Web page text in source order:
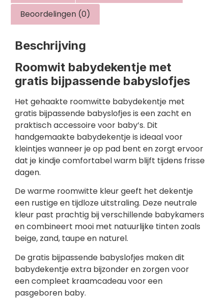
Beoordelingen (0)
Beschrijving
Roomwit babydekentje met
gratis bijpassende babyslofjes
Het gehaakte roomwitte babydekentje met
gratis bijpassende babyslofjes is een zacht en
praktisch accessoire voor baby’s. Dit
handgemaakte babydekentje is ideaal voor
kleintjes wanneer je op pad bent en zorgt ervoor
dat je kindje comfortabel warm blijft tijdens frisse
dagen.
De warme roomwitte kleur geeft het dekentje
een rustige en tijdloze uitstraling. Deze neutrale
kleur past prachtig bij verschillende babykamers
en combineert mooi met natuurlijke tinten zoals
beige, zand, taupe en naturel.
De gratis bijpassende babyslofjes maken dit
babydekentje extra bijzonder en zorgen voor
een compleet kraamcadeau voor een
pasgeboren baby.